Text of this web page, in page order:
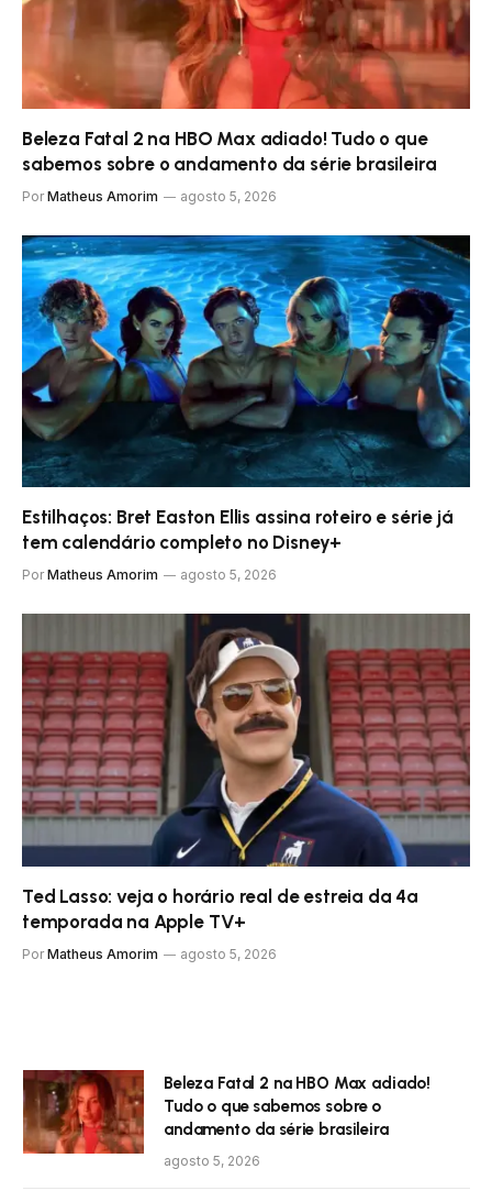
Beleza Fatal 2 na HBO Max adiado! Tudo o que
sabemos sobre o andamento da série brasileira
Por Matheus Amorim agosto 5, 2026
Estilhaços: Bret Easton Ellis assina roteiro e série já
tem calendário completo no Disney+
Por Matheus Amorim agosto 5, 2026
Ted Lasso: veja o horário real de estreia da 4ª
temporada na Apple TV+
Por Matheus Amorim agosto 5, 2026
Beleza Fatal 2 na HBO Max adiado!
Tudo o que sabemos sobre o
andamento da série brasileira
agosto 5, 2026